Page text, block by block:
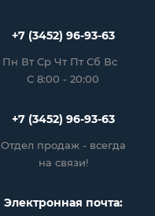
+7 (3452) 96-93-63
Пн Вт Ср Чт Пт Сб Вс
С 8:00 - 20:00
+7 (3452) 96-93-63
Отдел продаж - всегда
на связи!
Электронная почта: